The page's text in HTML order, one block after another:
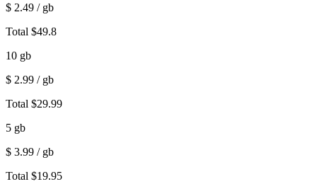
$ 2.49 / gb
Total $49.8
10 gb
$ 2.99 / gb
Total $29.99
5 gb
$ 3.99 / gb
Total $19.95